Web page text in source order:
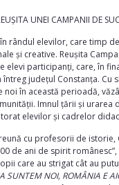
UNEI CAMPANII DE
rândul elevilor, care timp
și creative. Reușita
participanți, care, în
județul Constanța.
în această perioadă,
Imnul țării și urarea
elevilor și cadrelor
cu profesorii de istorie,
de ani de spirit
care au strigat cât au
SUNTEM NOI, ROMÂNIA E